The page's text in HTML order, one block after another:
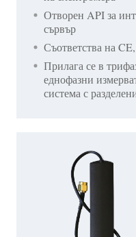
Отворен API за
сървър
Съответства на
Прилага се в
еднофазни
система с